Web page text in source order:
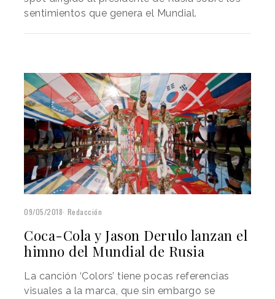
sentimientos que genera el Mundial.
09/05/2018 Redacción
Coca-Cola y Jason Derulo lanzan el
himno del Mundial de Rusia
La canción ‘Colors’ tiene pocas referencias
visuales a la marca, que sin embargo se